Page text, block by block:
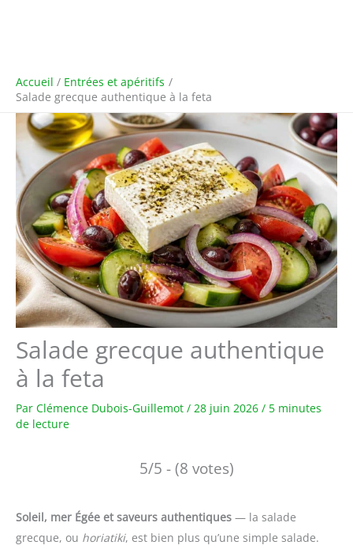
Accueil
Entrées et apéritifs
Salade grecque authentique à la feta
Salade grecque authentique
à la feta
Par Clémence Dubois-Guillemot / 28 juin 2026 / 5 minutes
de lecture
5/5 - (8 votes)
Soleil, mer Égée et saveurs authentiques — la salade
grecque, ou horiatiki, est bien plus qu’une simple salade.